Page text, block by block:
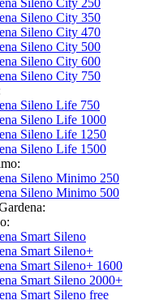
Sileno City 250
Sileno City 350
Sileno City 470
Sileno City 500
Sileno City 600
Sileno City 750
Sileno Life 750
Sileno Life 1000
Sileno Life 1250
Sileno Life 1500
Sileno Minimo 250
Sileno Minimo 500
Smart Sileno
Smart Sileno+
Smart Sileno+ 1600
Smart Sileno 2000+
Smart Sileno free